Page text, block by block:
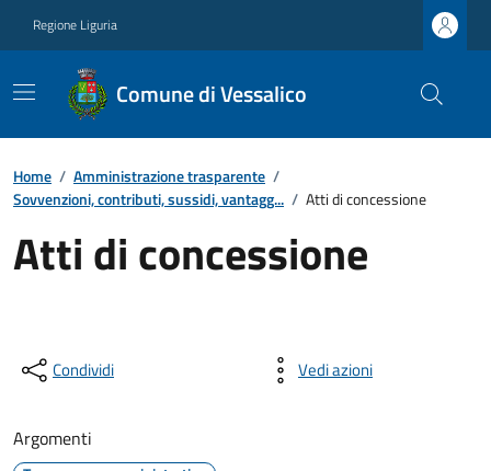
Regione Liguria
Comune di Vessalico
Home / Amministrazione trasparente /
Sovvenzioni, contributi, sussidi, vantagg... / Atti di concessione
Atti di concessione
Condividi Vedi azioni
Argomenti